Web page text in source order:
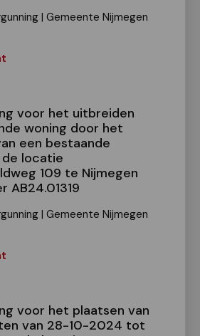
| Gemeente Nijmegen
voor het uitbreiden
woning door het
een bestaande
locatie
109 te Nijmegen
AB24.01319
| Gemeente Nijmegen
voor het plaatsen van
van 28-10-2024 tot